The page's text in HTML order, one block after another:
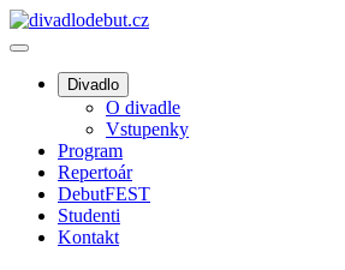
Divadlo
O divadle
Vstupenky
Program
Repertoár
DebutFEST
Studenti
Kontakt